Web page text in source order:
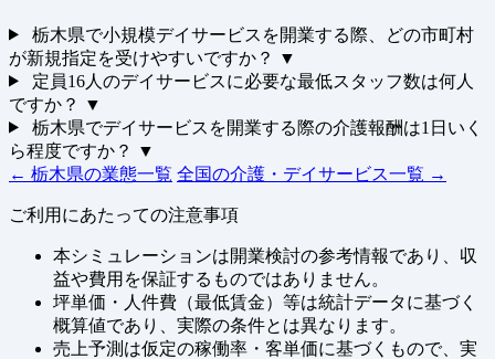
栃木県で小規模デイサービスを開業する際、どの市町村
が新規指定を受けやすいですか？
▼
定員16人のデイサービスに必要な最低スタッフ数は何人
ですか？
▼
栃木県でデイサービスを開業する際の介護報酬は1日いく
ら程度ですか？
▼
← 栃木県の業態一覧 全国の介護・デイサービス一覧 →
ご利用にあたっての注意事項
本シミュレーションは開業検討の参考情報であり、収
益や費用を保証するものではありません。
坪単価・人件費（最低賃金）等は統計データに基づく
概算値であり、実際の条件とは異なります。
売上予測は仮定の稼働率・客単価に基づくもので、実